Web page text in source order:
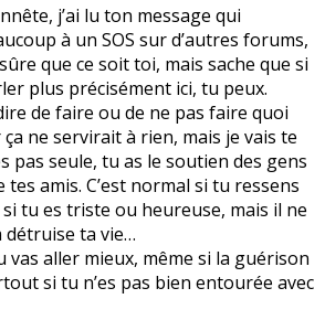
j’ai lu ton message qui
à un SOS sur d’autres forums,
que ce soit toi, mais sache que si
plus précisément ici, tu peux.
de faire ou de ne pas faire quoi
ne servirait à rien, mais je vais te
pas seule, tu as le soutien des gens
amis. C’est normal si tu ressens
tu es triste ou heureuse, mais il ne
détruise ta vie…
vas aller mieux, même si la guérison
si tu n’es pas bien entourée avec